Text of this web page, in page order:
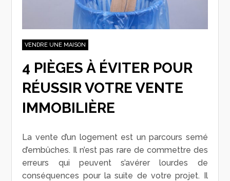
VENDRE UNE MAISON
4 PIÈGES À ÉVITER POUR
RÉUSSIR VOTRE VENTE
IMMOBILIÈRE
La vente d’un logement est un parcours semé
d’embûches. Il n’est pas rare de commettre des
erreurs qui peuvent s’avérer lourdes de
conséquences pour la suite de votre projet. Il